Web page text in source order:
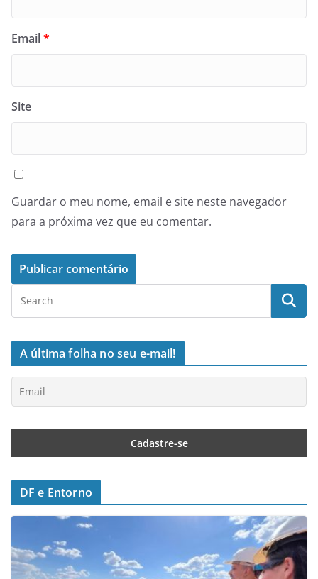
Email*
Site
Guardar o meu nome, email e site neste navegador
para a próxima vez que eu comentar.
A última folha no seu e-mail!
DF e Entorno